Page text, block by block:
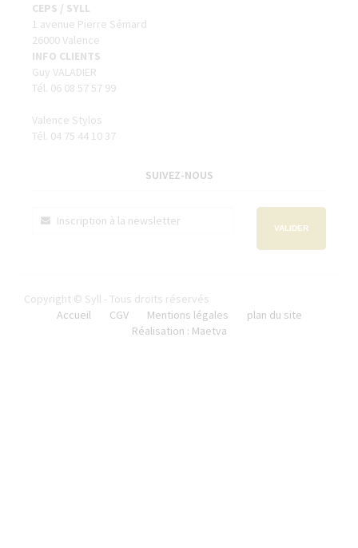
CEPS / SYLL
1 avenue Pierre Sémard
26000 Valence
INFO CLIENTS
Guy VALADIER
Tél. 06 08 57 57 99
Valence Stylos
Tél. 04 75 44 10 37
SUIVEZ-NOUS
VALIDER
Copyright © Syll - Tous droits réservés
Accueil
CGV Mentions légales
plan du site
Réalisation : Maetva